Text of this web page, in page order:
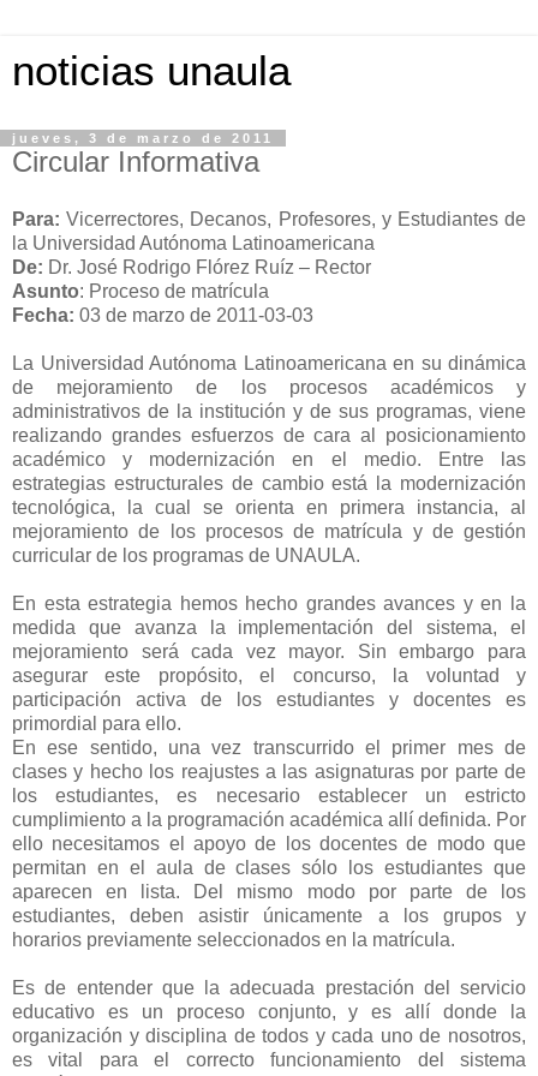
noticias unaula
jueves, 3 de marzo de 2011
Circular Informativa
Para: Vicerrectores, Decanos, Profesores, y Estudiantes de
la Universidad Autónoma Latinoamericana
De: Dr. José Rodrigo Flórez Ruíz – Rector
Asunto: Proceso de matrícula
Fecha: 03 de marzo de 2011-03-03
La Universidad Autónoma Latinoamericana en su dinámica
de mejoramiento de los procesos académicos y
administrativos de la institución y de sus programas, viene
realizando grandes esfuerzos de cara al posicionamiento
académico y modernización en el medio. Entre las
estrategias estructurales de cambio está la modernización
tecnológica, la cual se orienta en primera instancia, al
mejoramiento de los procesos de matrícula y de gestión
curricular de los programas de UNAULA.
En esta estrategia hemos hecho grandes avances y en la
medida que avanza la implementación del sistema, el
mejoramiento será cada vez mayor. Sin embargo para
asegurar este propósito, el concurso, la voluntad y
participación activa de los estudiantes y docentes es
primordial para ello.
En ese sentido, una vez transcurrido el primer mes de
clases y hecho los reajustes a las asignaturas por parte de
los estudiantes, es necesario establecer un estricto
cumplimiento a la programación académica allí definida. Por
ello necesitamos el apoyo de los docentes de modo que
permitan en el aula de clases sólo los estudiantes que
aparecen en lista. Del mismo modo por parte de los
estudiantes, deben asistir únicamente a los grupos y
horarios previamente seleccionados en la matrícula.
Es de entender que la adecuada prestación del servicio
educativo es un proceso conjunto, y es allí donde la
organización y disciplina de todos y cada uno de nosotros,
es vital para el correcto funcionamiento del sistema